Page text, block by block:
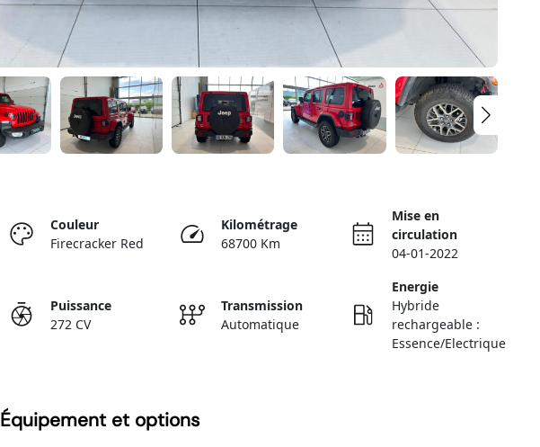
Couleur
Firecracker Red
Kilométrage
68700 Km
Mise en
circulation
04-01-2022
Puissance
272 CV
Transmission
Automatique
Energie
Hybride
rechargeable :
Essence/Electrique
Équipement et options